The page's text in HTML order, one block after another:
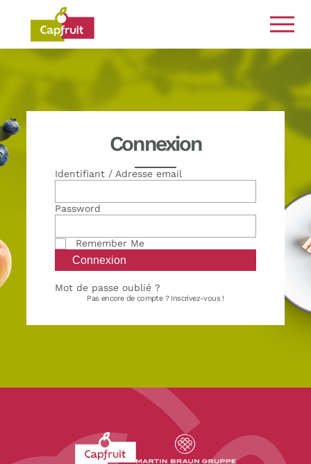
Engagés de la terre à l’assiette
Connexion
Identifiant / Adresse email
Password
Remember Me
Mot de passe oublié ?
Pas encore de compte ? Inscrivez-vous !
Revenir à l'accueil du site CapFruit.com
Voir le site du groupe